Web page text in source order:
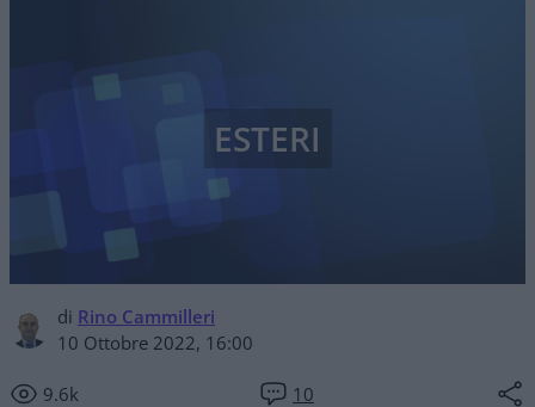
di Rino Cammilleri
10 Ottobre 2022, 16:00
9.6k 10
ESTERI